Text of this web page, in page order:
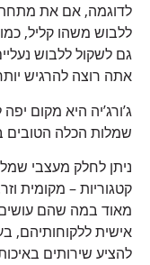
לדוגמה, אם את
ללבוש משהו קליל, כמו
גם לשקול ללבוש
אתה רוצה להרגיש
ג’ורג’יה היא מקום
שמלות הכלה הטובים
ניתן לחלק מעצבי שמלות
קטגוריות – מקומית
מאוד במה שהם עושים
אישית ללקוחותיהם,
להציע שירותים באיכות